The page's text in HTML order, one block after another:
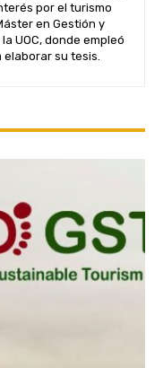
por el turismo
en Gestión y
UOC, donde empleó
su tesis.